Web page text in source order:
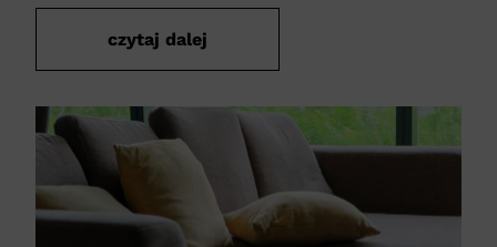
czytaj dalej